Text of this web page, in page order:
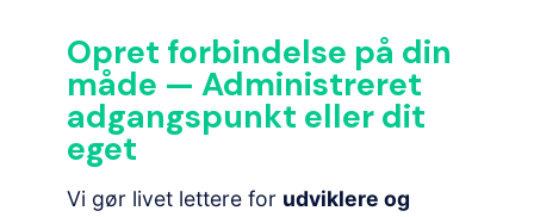
Opret forbindelse på din
måde — Administreret
adgangspunkt eller dit
eget
Vi gør livet lettere for udviklere og